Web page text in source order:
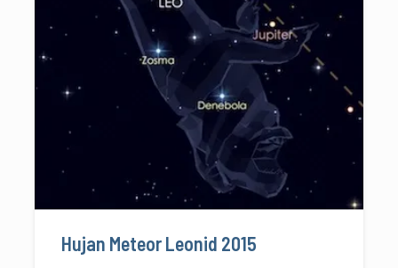
Hujan Meteor Leonid 2015